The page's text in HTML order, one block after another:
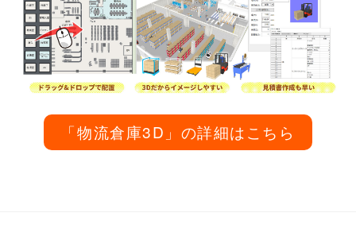
「物流倉庫3D」の詳細はこちら